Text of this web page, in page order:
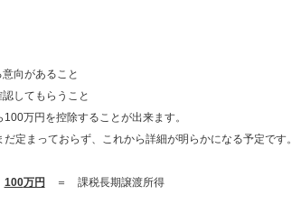
合
向があること
、確認してもらうこと
万円を控除することが出来ます。
定まっておらず、これから詳細が明らかになる予定です。
100万円
＝ 課税長期譲渡所得